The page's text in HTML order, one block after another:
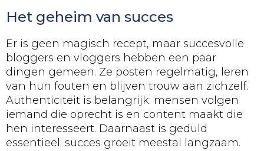
Het geheim van succes
Er is geen magisch recept, maar succesvolle
bloggers en vloggers hebben een paar
dingen gemeen. Ze posten regelmatig, leren
van hun fouten en blijven trouw aan zichzelf.
Authenticiteit is belangrijk: mensen volgen
iemand die oprecht is en content maakt die
hen interesseert. Daarnaast is geduld
essentieel; succes groeit meestal langzaam.